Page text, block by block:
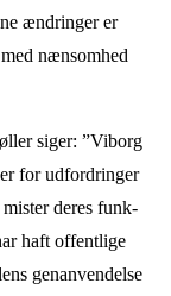
ændringer er
nænsomhed
siger: ”Viborg
for udfordringer
deres funk-
haft offentlige
genanvendelse